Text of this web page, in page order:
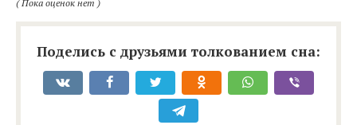
( Пока оценок нет )
Поделись с друзьями толкованием сна: